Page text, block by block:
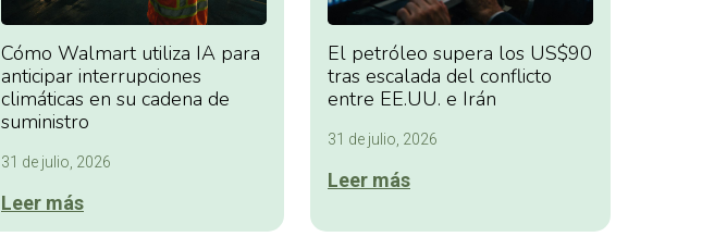
Cómo Walmart utiliza IA para
anticipar interrupciones
climáticas en su cadena de
suministro
31 de julio, 2026
Leer más
El petróleo supera los US$90
tras escalada del conflicto
entre EE.UU. e Irán
31 de julio, 2026
Leer más